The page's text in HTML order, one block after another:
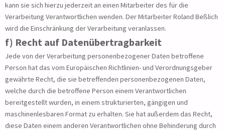
kann sie sich hierzu jederzeit an einen Mitarbeiter des für die
Verarbeitung Verantwortlichen wenden. Der Mitarbeiter Roland Beßlich
wird die Einschränkung der Verarbeitung veranlassen.
f) Recht auf Datenübertragbarkeit
Jede von der Verarbeitung personenbezogener Daten betroffene
Person hat das vom Europäischen Richtlinien- und Verordnungsgeber
gewährte Recht, die sie betreffenden personenbezogenen Daten,
welche durch die betroffene Person einem Verantwortlichen
bereitgestellt wurden, in einem strukturierten, gängigen und
maschinenlesbaren Format zu erhalten. Sie hat außerdem das Recht,
diese Daten einem anderen Verantwortlichen ohne Behinderung durch